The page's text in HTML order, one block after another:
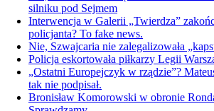
silniku pod Sejmem
Interwencja w Galerii „Twierdza”
policjanta? To fake news.
Nie, Szwajcaria nie zalegalizowała
Policja eskortowała piłkarzy Legii
„Ostatni Europejczyk w rządzie”?
tak nie podpisał.
Bronisław Komorowski w obronie